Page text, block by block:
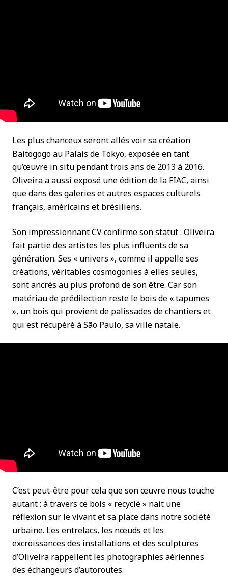
Les plus chanceux seront allés voir sa création
Baitogogo au Palais de Tokyo, exposée en tant
qu’œuvre in situ pendant trois ans de 2013 à 2016.
Oliveira a aussi exposé une édition de la FIAC, ainsi
que dans des galeries et autres espaces culturels
français, américains et brésiliens.
Son impressionnant CV confirme son statut : Oliveira
fait partie des artistes les plus influents de sa
génération. Ses « univers », comme il appelle ses
créations, véritables cosmogonies à elles seules,
sont ancrés au plus profond de son être. Car son
matériau de prédilection reste le bois de « tapumes
», un bois qui provient de palissades de chantiers et
qui est récupéré à São Paulo, sa ville natale.
C’est peut-être pour cela que son œuvre nous touche
autant : à travers ce bois « recyclé » nait une
réflexion sur le vivant et sa place dans notre société
urbaine. Les entrelacs, les nœuds et les
excroissances des installations et des sculptures
d’Oliveira rappellent les photographies aériennes
des échangeurs d’autoroutes.